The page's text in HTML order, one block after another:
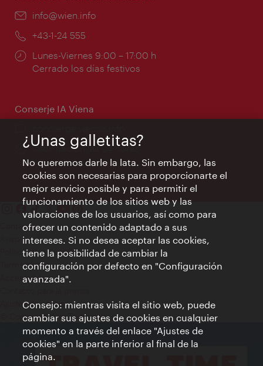
e-
info@wien.info
Teléfono:
+43-1-24 555
Horarios
de
Lunes-Viernes 9:00 – 17:00 h
Cerrado los días festivos
Conserje IA Viena
Información las 24 horas
Contacto
Aviso legal
Política de privacidad de datos
Terms of Use
Accesibilidad
Ajustes de cookie
© Copyright WienTourismus
¿Unas galletitas?
No queremos darle la lata. Sin embargo, las
cookies son necesarias para proporcionarte el
mejor servicio posible y para permitir el
funcionamiento de los sitios web y las
valoraciones de los usuarios, así como para
ofrecer un contenido adaptado a sus
intereses. Si no desea aceptar las cookies,
tiene la posibilidad de cambiar la
configuración por defecto en "Configuración
avanzada".
Consejo: mientras visita el sitio web, puede
cambiar sus ajustes de cookies en cualquier
momento a través del enlace "Ajustes de
cookies" en la parte inferior al final de la
página.